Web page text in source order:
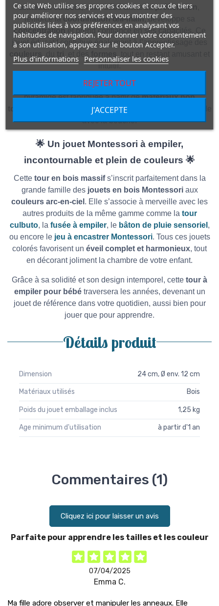
Ce site Web utilise ses propres cookies et ceux de tiers
pour améliorer nos services et vous montrer des
publicités liées à vos préférences en analysant vos
habitudes de navigation. Pour donner votre consentement
à son utilisation, appuyez sur le bouton Accepter.
Plus d'informations Personnaliser les cookies
REJETER TOUT
J'ACCEPTE
anneaux en bois, votre bébé affine sapréhension
renforce la coordination œil-main, développe sa
concentrationet prend confiance en ses capacités. Ce
jouet éducatif contribue également à l’apprentissage des
intuitif.
Et comme tous les jouets de notre collection, cette
pyramide est fabriquée à partir dematériaux non
, sûrs pour les tout-petits qui découvrent le monde
avec la bouche.
🌟 Un jouet Montessori à empiler,
incontournable et plein de couleurs 🌟
Cette tour en bois massifs’inscrit parfaitement dans la
grande famille des jouets en bois Montessoriaux
couleurs arc-en-ciel . Elle s’associe à merveille avec les
autres produits de la même gamme comme la tour
culbuto, la fusée à empiler, le bâton de pluie sensoriel ,
ou encore le jeu à encastrer Montessori. Tous ces jouets
colorés favorisent un éveil complet et harmonieux, tout
en décorant joliment la chambre de votre enfant.
Grâce à sa solidité et son design intemporel, cette tour à
empiler pour bébétraversera les années, devenant un
jouet de référence dans votre quotidien, aussi bien pour
jouer que pour apprendre.
Détails produit
Dimension 24 cm, Ø env. 12 cm
Matériaux utilisés Bois
Poids du jouet emballage inclus 1,25 kg
Age minimum d'utilisation à partir d'1 an
Commentaires (1)
Cliquez ici pour laisser un avis
Parfaite pour apprendre les tailles et les couleur
07/04/2025
Emma C.
Ma fille adore observer et manipuler les anneaux. Elle